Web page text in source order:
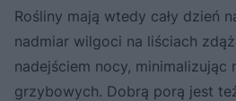
Rośliny mają wtedy cały dzień
nadmiar wilgoci na liściach
nadejściem nocy, minimalizując
grzybowych. Dobrą porą jest